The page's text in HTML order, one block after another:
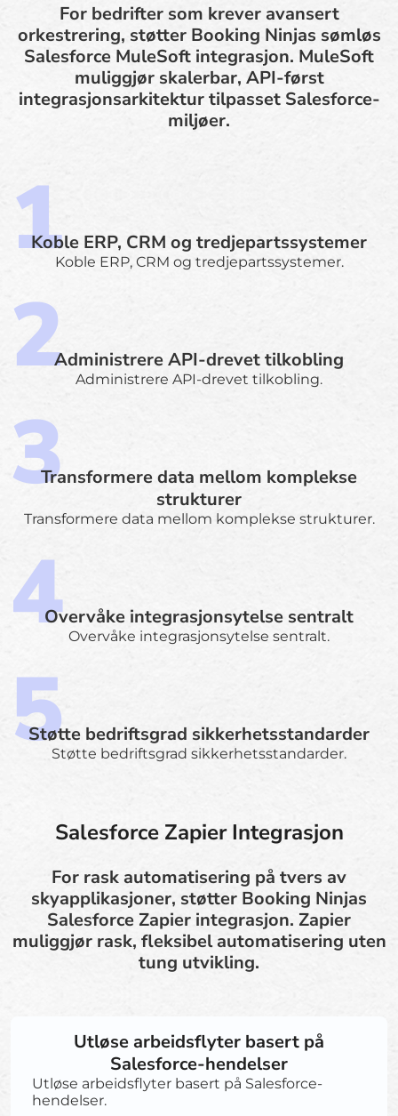
For bedrifter som krever avansert
orkestrering, støtter Booking Ninjas sømløs
Salesforce MuleSoft integrasjon. MuleSoft
muliggjør skalerbar, API-først
integrasjonsarkitektur tilpasset Salesforce-
miljøer.
Koble ERP, CRM og tredjepartssystemer
Koble ERP, CRM og tredjepartssystemer.
Administrere API-drevet tilkobling
Administrere API-drevet tilkobling.
Transformere data mellom komplekse
strukturer
Transformere data mellom komplekse strukturer.
Overvåke integrasjonsytelse sentralt
Overvåke integrasjonsytelse sentralt.
Støtte bedriftsgrad sikkerhetsstandarder
Støtte bedriftsgrad sikkerhetsstandarder.
Salesforce Zapier Integrasjon
For rask automatisering på tvers av
skyapplikasjoner, støtter Booking Ninjas
Salesforce Zapier integrasjon. Zapier
muliggjør rask, fleksibel automatisering uten
tung utvikling.
Utløse arbeidsflyter basert på
Salesforce-hendelser
Utløse arbeidsflyter basert på Salesforce-
hendelser.